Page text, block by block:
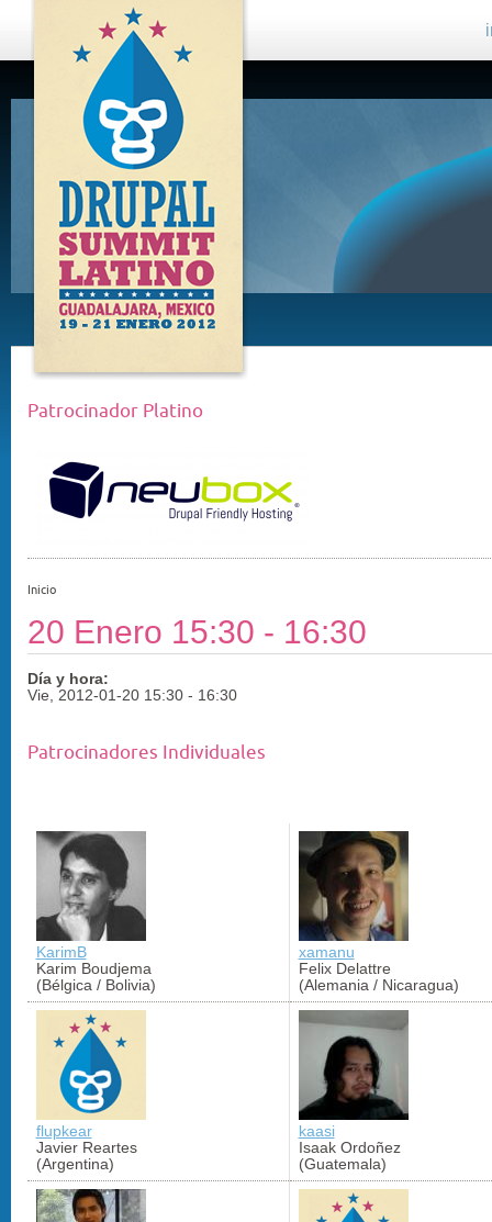
DRUPAL
SUMMIT
LATINO,
GUADALAJARA
2012
Patrocinador Platino
Inicio
20 Enero 15:30 - 16:30
Día y hora:
Vie, 2012-01-20 15:30 - 16:30
Patrocinadores Individuales
KarimB
Karim Boudjema
(Bélgica / Bolivia)
xamanu
Felix Delattre
(Alemania / Nicaragua)
flupkear
Javier Reartes
(Argentina)
kaasi
Isaak Ordoñez
(Guatemala)